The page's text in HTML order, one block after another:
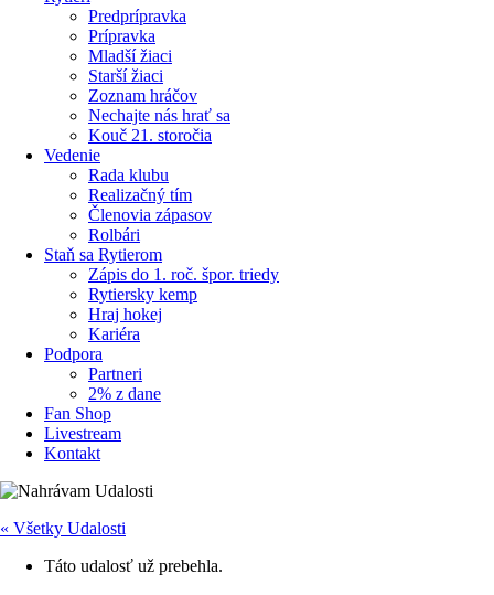
Predprípravka
Prípravka
Mladší žiaci
Starší žiaci
Zoznam hráčov
Nechajte nás hrať sa
Kouč 21. storočia
Vedenie
Rada klubu
Realizačný tím
Členovia zápasov
Rolbári
Staň sa Rytierom
Zápis do 1. roč. špor. triedy
Rytiersky kemp
Hraj hokej
Kariéra
Podpora
Partneri
2% z dane
Fan Shop
Livestream
Kontakt
« Všetky Udalosti
Táto udalosť už prebehla.